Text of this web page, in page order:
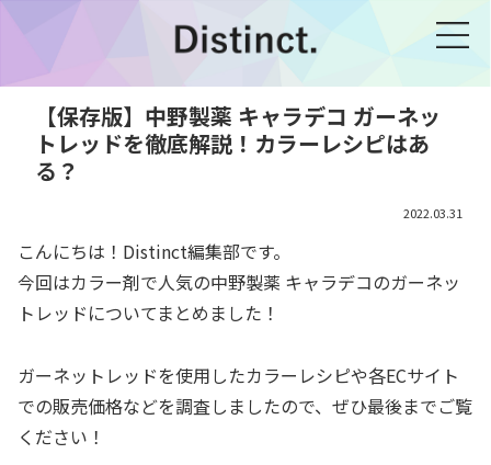
【保存版】中野製薬 キャラデコ ガーネッ
トレッドを徹底解説！カラーレシピはあ
る？
2022.03.31
こんにちは！Distinct編集部です。
今回はカラー剤で人気の中野製薬 キャラデコのガーネッ
トレッドについてまとめました！
ガーネットレッドを使用したカラーレシピや各ECサイト
での販売価格などを調査しましたので、ぜひ最後までご覧
ください！